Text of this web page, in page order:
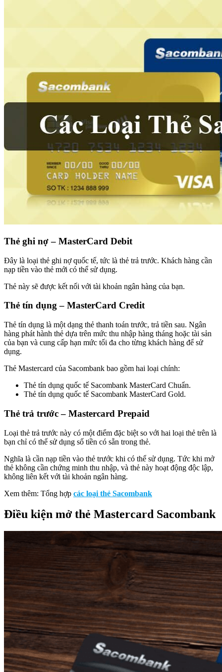
Thẻ ghi nợ – MasterCard Debit
Đây là loại thẻ ghi nợ quốc tế, tức là thẻ trả trước. Khách hàng cần
nạp tiền vào thẻ mới có thể sử dụng.
Thẻ này sẽ được kết nối với tài khoản ngân hàng của bạn.
Thẻ tín dụng – MasterCard Credit
Thẻ tín dụng là một dạng thẻ thanh toán trước, trả tiền sau. Ngân
hàng phát hành thẻ dựa trên mức thu nhập hàng tháng hoặc tài sản
của bạn và cung cấp hạn mức tối đa cho từng khách hàng để sử
dụng.
Thẻ Mastercard của Sacombank bao gồm hai loại chính:
Thẻ tín dụng quốc tế Sacombank MasterCard Chuẩn.
Thẻ tín dụng quốc tế Sacombank MasterCard Gold.
Thẻ trả trước – Mastercard Prepaid
Loại thẻ trả trước này có một điểm đặc biệt so với hai loại thẻ trên là
bạn chỉ có thể sử dụng số tiền có sẵn trong thẻ.
Nghĩa là cần nạp tiền vào thẻ trước khi có thể sử dụng. Tức khi mở
thẻ không cần chứng minh thu nhập, và thẻ này hoạt động độc lập,
không liên kết với tài khoản ngân hàng.
Xem thêm: Tổng hợp các loại thẻ Sacombank
Điều kiện mở thẻ Mastercard Sacombank